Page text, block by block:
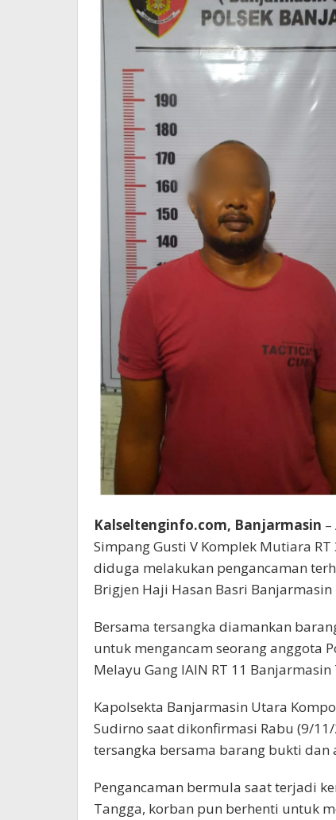
Kalseltenginfo.com, Banjarmasin
Simpang Gusti V Komplek Mutiara
diduga melakukan pengancaman
Brigjen Haji Hasan Basri
Bersama tersangka diamankan
untuk mengancam seorang anggota
Melayu Gang IAIN RT 11 Banjarmasin
Kapolsekta Banjarmasin Utara
Sudirno saat dikonfirmasi Rabu (9/
tersangka bersama barang bukti dan
Pengancaman bermula saat terjadi
Tangga, korban pun berhenti untuk